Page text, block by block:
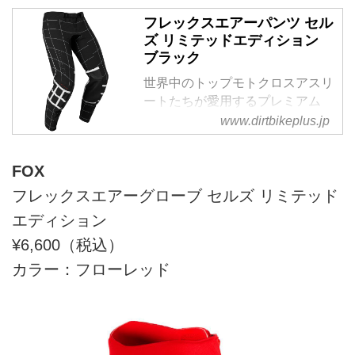
フレックスエアーパンツ セル
ズ リミテッドエディション
ブラック
世界中のトップモトクロスアスリ
ートたちが愛用するプレミアム
MXパンツ軽量で柔軟性のある素
材を使用し、ライダーのあらゆる
www.dirtbikeplus.jp
FOX
フレックスエアーグローブ セルズ リミテッド
エディション
¥6,600（税込）
カラー：フローレッド